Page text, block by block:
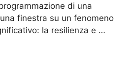
di una
finestra su un fenomeno
la resilienza e …